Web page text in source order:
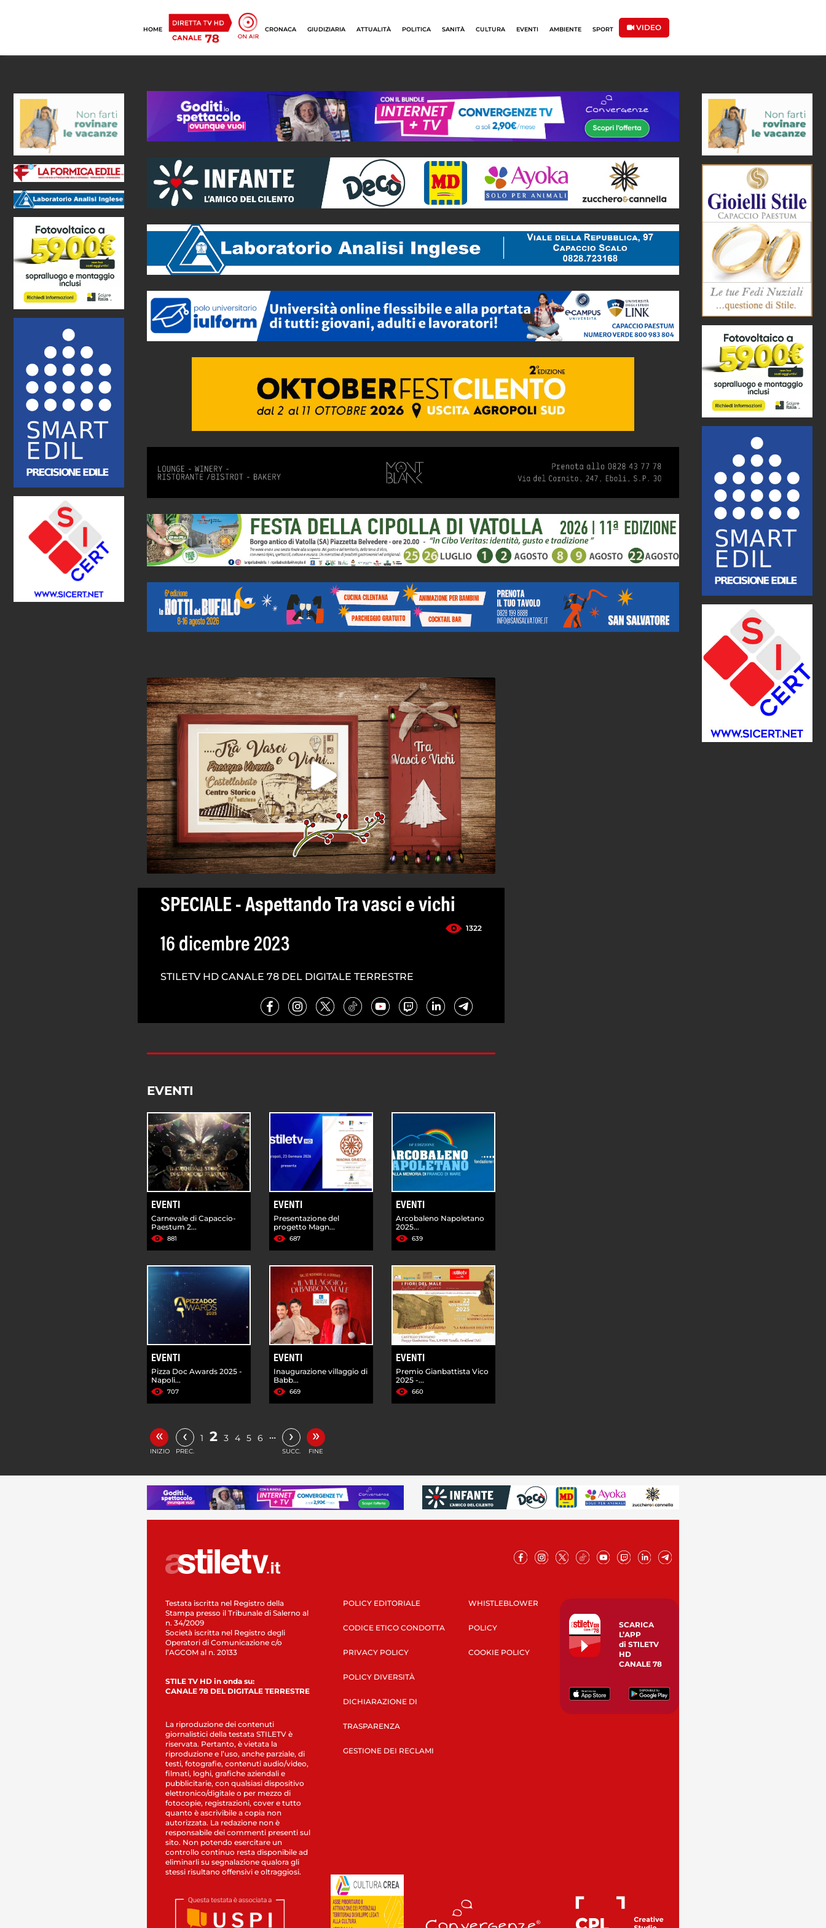
HOME CRONACA GIUDIZIARIA ATTUALITÀ POLITICA SANITÀ CULTURA EVENTI AMBIENTE SPORT VIDEO
SPECIALE - Aspettando Tra vasci e vichi
1322
16 dicembre 2023
STILETV HD CANALE 78 DEL DIGITALE TERRESTRE
EVENTI
EVENTI
Carnevale di Capaccio-
Paestum 2...
881
EVENTI
Presentazione del
progetto Magn...
687
EVENTI
Arcobaleno Napoletano
2025...
639
EVENTI
Pizza Doc Awards 2025 -
Napoli...
707
EVENTI
Inaugurazione villaggio di
Babb...
669
EVENTI
Premio Gianbattista Vico
2025 -...
660
«
INIZIO
‹
PREC.
1 2 3 4 5 6 … ›
SUCC.
»
FINE
Testata iscritta nel Registro della
Stampa presso il Tribunale di Salerno al
n. 34/2009
Società iscritta nel Registro degli
Operatori di Comunicazione c/o
l’AGCOM al n. 20133
STILE TV HD in onda su:
CANALE 78 DEL DIGITALE TERRESTRE
La riproduzione dei contenuti
giornalistici della testata STILETV è
riservata. Pertanto, è vietata la
riproduzione e l’uso, anche parziale, di
testi, fotografie, contenuti audio/video,
filmati, loghi, grafiche aziendali e
pubblicitarie, con qualsiasi dispositivo
elettronico/digitale o per mezzo di
fotocopie, registrazioni, cover e tutto
quanto è ascrivibile a copia non
autorizzata. La redazione non è
responsabile dei commenti presenti sul
sito. Non potendo esercitare un
controllo continuo resta disponibile ad
eliminarli su segnalazione qualora gli
stessi risultano offensivi e oltraggiosi.
POLICY EDITORIALE
CODICE ETICO CONDOTTA
PRIVACY POLICY
POLICY DIVERSITÀ
DICHIARAZIONE DI
TRASPARENZA
GESTIONE DEI RECLAMI
WHISTLEBLOWER
POLICY
COOKIE POLICY
SCARICA
L’APP
di STILETV
HD
CANALE 78